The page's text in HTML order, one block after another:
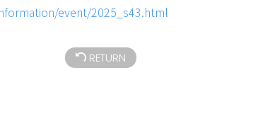
event/2025_s43.html
RETURN